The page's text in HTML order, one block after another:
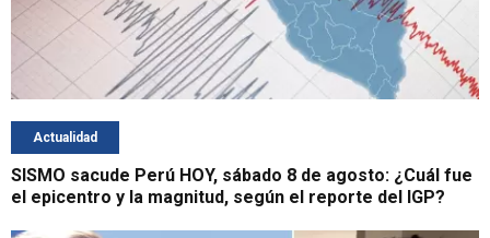
Actualidad
SISMO sacude Perú HOY, sábado 8 de agosto: ¿Cuál fue
el epicentro y la magnitud, según el reporte del IGP?